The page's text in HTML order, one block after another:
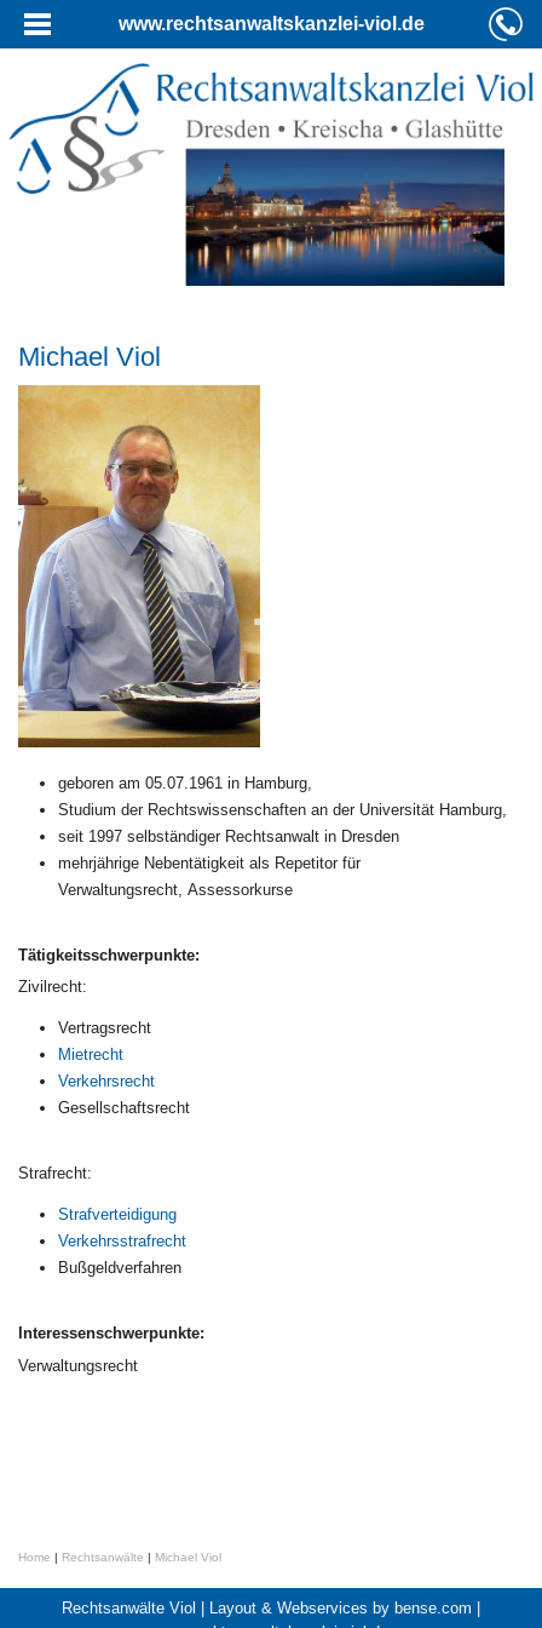
www.rechtsanwaltskanzlei-viol.de
Michael Viol
geboren am 05.07.1961 in Hamburg,
Studium der Rechtswissenschaften an der Universität Hamburg,
seit 1997 selbständiger Rechtsanwalt in Dresden
mehrjährige Nebentätigkeit als Repetitor für
Verwaltungsrecht, Assessorkurse
Tätigkeitsschwerpunkte:
Zivilrecht:
Vertragsrecht
Mietrecht
Verkehrsrecht
Gesellschaftsrecht
Strafrecht:
Strafverteidigung
Verkehrsstrafrecht
Bußgeldverfahren
Interessenschwerpunkte:
Verwaltungsrecht
Home | Rechtsanwälte | Michael Viol
Rechtsanwälte Viol | Layout & Webservices by bense.com |